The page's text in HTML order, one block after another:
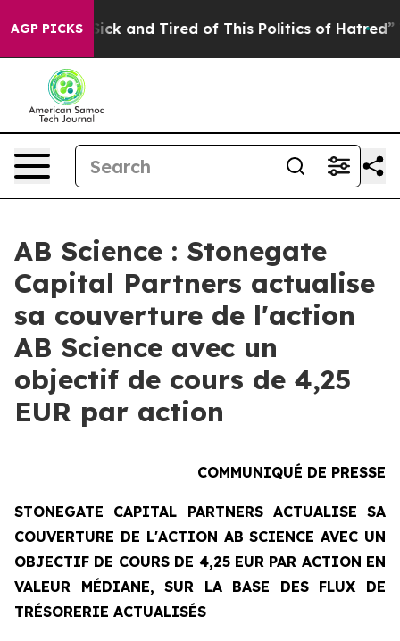
AGP PICKS
Sick and Tired of This Politics of Hatred” The
AB Science : Stonegate
Capital Partners actualise
sa couverture de l'action
AB Science avec un
objectif de cours de 4,25
EUR par action
COMMUNIQUÉ DE PRESSE
STONEGATE CAPITAL PARTNERS ACTUALISE SA
COUVERTURE DE L'ACTION AB SCIENCE AVEC UN
OBJECTIF DE COURS DE 4,25 EUR PAR ACTION EN
VALEUR MÉDIANE, SUR LA BASE DES FLUX DE
TRÉSORERIE ACTUALISÉS